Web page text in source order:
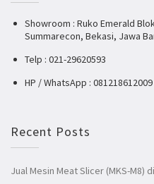
Showroom : Ruko Emerald
Summarecon, Bekasi, Jawa
Telp : 021-29620593
HP / WhatsApp :
Recent Posts
Jual Mesin Meat Slicer (MKS-M8)